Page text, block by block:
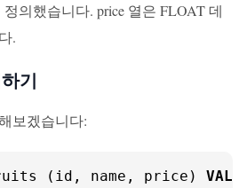
의했습니다. price 열은 FLOAT 데
.
기
보겠습니다:
(id, name, price)